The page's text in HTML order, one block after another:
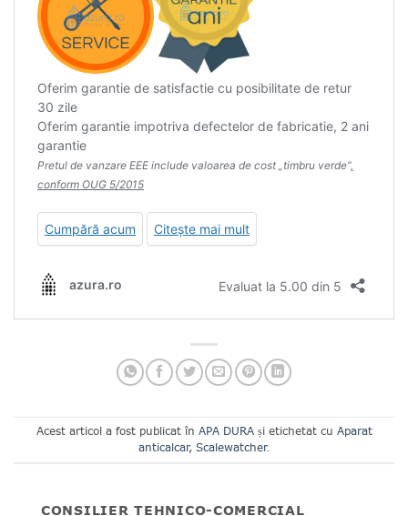
Acest articol a fost publicat în APA DURAși etichetat cu Aparat
anticalcar, Scalewatcher.
CONSILIER TEHNICO-COMERCIAL